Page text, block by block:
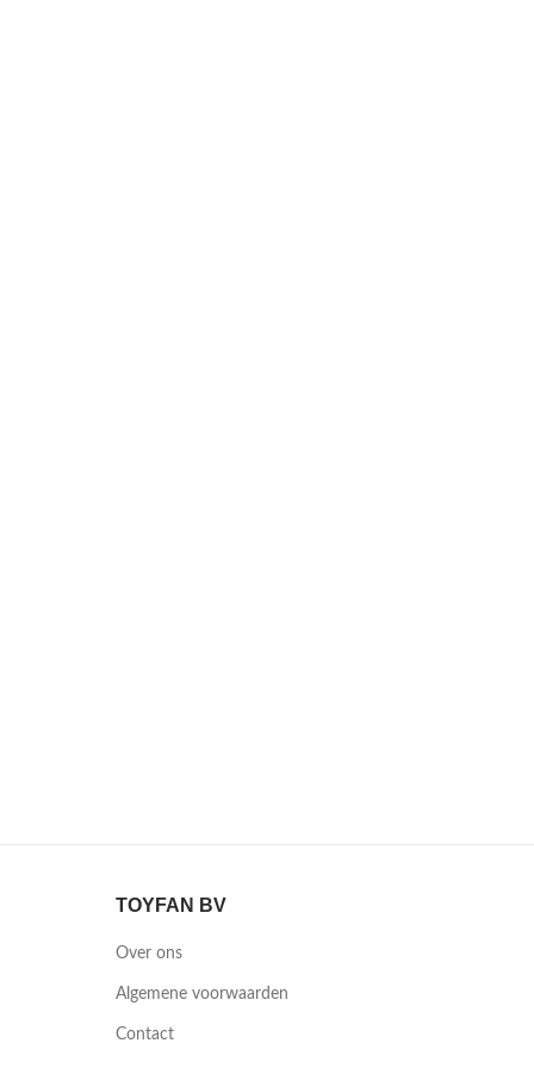
TOYFAN BV
Over ons
Algemene voorwaarden
Contact